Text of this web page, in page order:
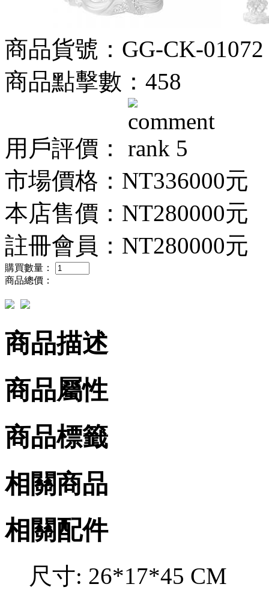
商品貨號：GG-CK-01072
商品點擊數：458
用戶評價：
市場價格： NT336000元
本店售價： NT280000元
註冊會員： NT280000元
購買數量：
商品總價：
商品描述
商品屬性
商品標籤
相關商品
相關配件
尺寸: 26*17*45 CM